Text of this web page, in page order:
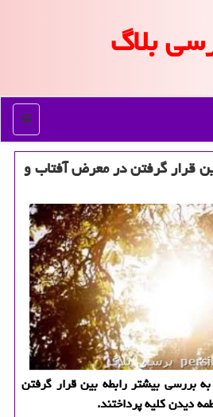
بلاگ
منو
قرار گرفتن در معرض آفتاب و
بررسی بیشتر رابطه بین قرار گرفتن
دیدن کلیه پرداختند.